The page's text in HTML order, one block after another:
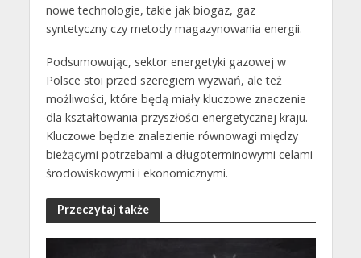
nowe technologie, takie jak biogaz, gaz
syntetyczny czy metody magazynowania energii.
Podsumowując, sektor energetyki gazowej w
Polsce stoi przed szeregiem wyzwań, ale też
możliwości, które będą miały kluczowe znaczenie
dla kształtowania przyszłości energetycznej kraju.
Kluczowe będzie znalezienie równowagi między
bieżącymi potrzebami a długoterminowymi celami
środowiskowymi i ekonomicznymi.
Przeczytaj także